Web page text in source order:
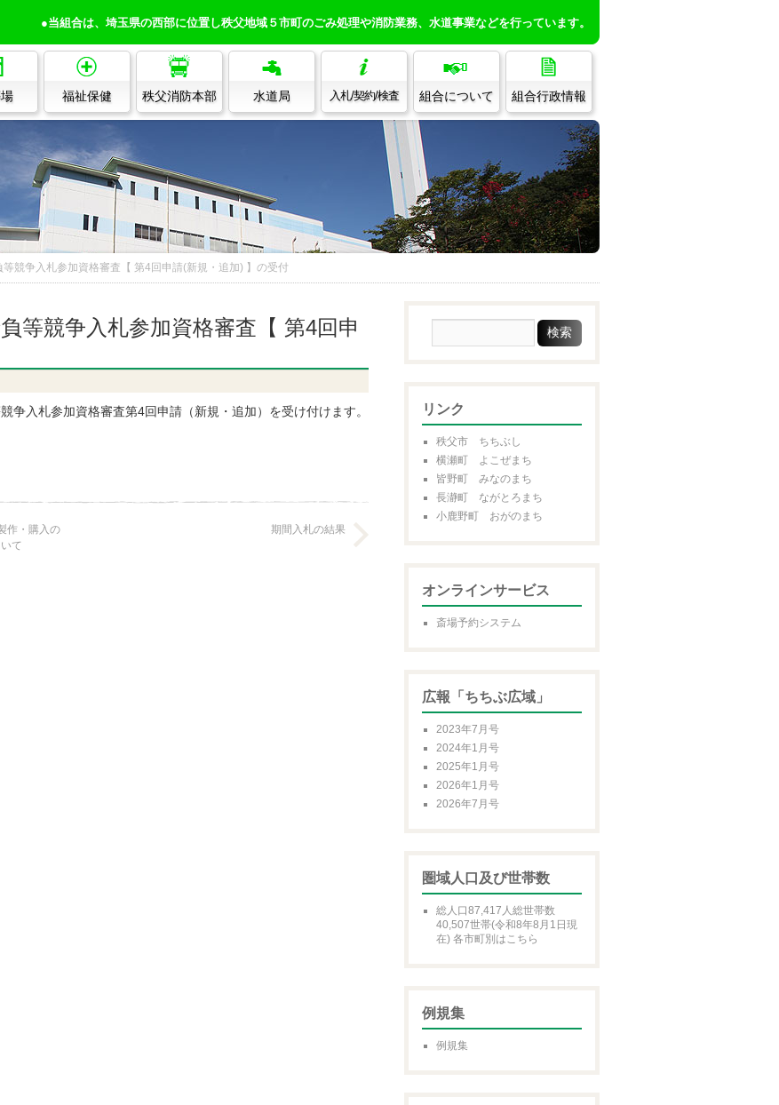
●当組合は、埼玉県の西部に位置し秩父地域５市町のごみ処理や消防業務、水道事業などを行っています。
福祉保健 秩父消防本部 水道局 入札/契約/検査 組合について 組合行政情報
競争入札参加資格審査【 第4回申請(新規・追加) 】の受付
等競争入札参加資格審査【 第4回申
争入札参加資格審査第4回申請（新規・追加）を受け付けます。
作・購入の
て
期間入札の結果
リンク
秩父市 ちちぶし
横瀬町 よこぜまち
皆野町 みなのまち
長瀞町 ながとろまち
小鹿野町 おがのまち
オンラインサービス
斎場予約システム
広報「ちちぶ広域」
2023年7月号
2024年1月号
2025年1月号
2026年1月号
2026年7月号
圏域人口及び世帯数
総人口87,417人総世帯数
40,507世帯(令和8年8月1日現
在) 各市町別はこちら
例規集
例規集